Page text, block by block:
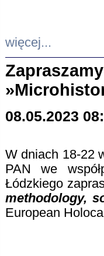
więcej...
08.05.2023
W dniach 18-22
PAN we
Łódzkiego
methodology,
European